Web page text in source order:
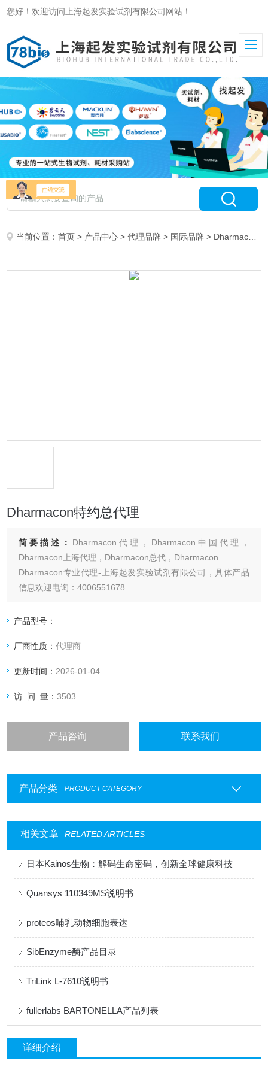
您好！欢迎访问上海起发实验试剂有限公司网站！
当前位置：首页 > 产品中心 >代理品牌 > 国际品牌 > Dharmacon特约总代理
Dharmacon特约总代理
简要描述： Dharmacon代理，Dharmacon中国代理，
Dharmacon上海代理，Dharmacon总代，Dharmacon
Dharmacon专业代理-上海起发实验试剂有限公司，具体产品
信息欢迎电询：4006551678
产品型号：
厂商性质：代理商
更新时间： 2026-01-04
访 问 量：3503
产品咨询 联系我们
产品分类 PRODUCT CATEGORY
相关文章 RELATED ARTICLES
日本Kainos生物：解码生命密码，创新全球健康科技
Quansys 110349MS说明书
proteos哺乳动物细胞表达
SibEnzyme酶产品目录
TriLink L-7610说明书
fullerlabs BARTONELLA产品列表
详细介绍